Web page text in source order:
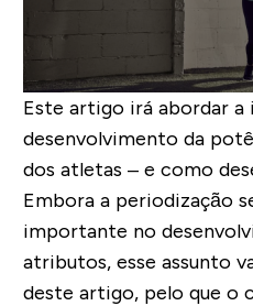
Este artigo irá abordar
desenvolvimento da
dos atletas – e como
Embora a periodização
importante no
atributos, esse assunto
deste artigo, pelo que o